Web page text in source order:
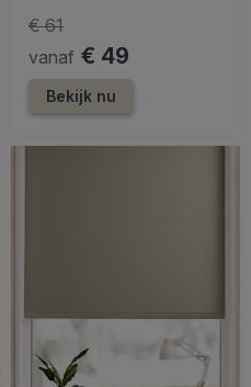
vanaf € 49
€ 61
Bekijk nu